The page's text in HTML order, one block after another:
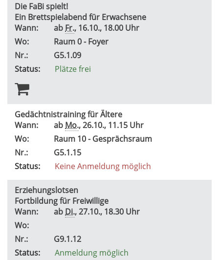
Die FaBi spielt!
Ein Brettspielabend für Erwachsene
Wann:
ab Fr., 16.10., 18.00 Uhr
Wo:
Raum 0 - Foyer
Nr.:
G5.1.09
Status:
Plätze frei
Gedächtnistraining für Ältere
Wann:
ab Mo., 26.10., 11.15 Uhr
Wo:
Raum 10 - Gesprächsraum
Nr.:
G5.1.15
Status:
Keine Anmeldung möglich
Erziehungslotsen
Fortbildung für Freiwillige
Wann:
ab Di., 27.10., 18.30 Uhr
Wo:
Nr.:
G9.1.12
Status:
Anmeldung möglich